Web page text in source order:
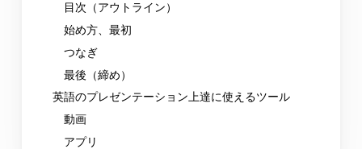
目次（アウトライン）
始め方、最初
つなぎ
最後（締め）
英語のプレゼンテーション上達に使えるツール
動画
アプリ